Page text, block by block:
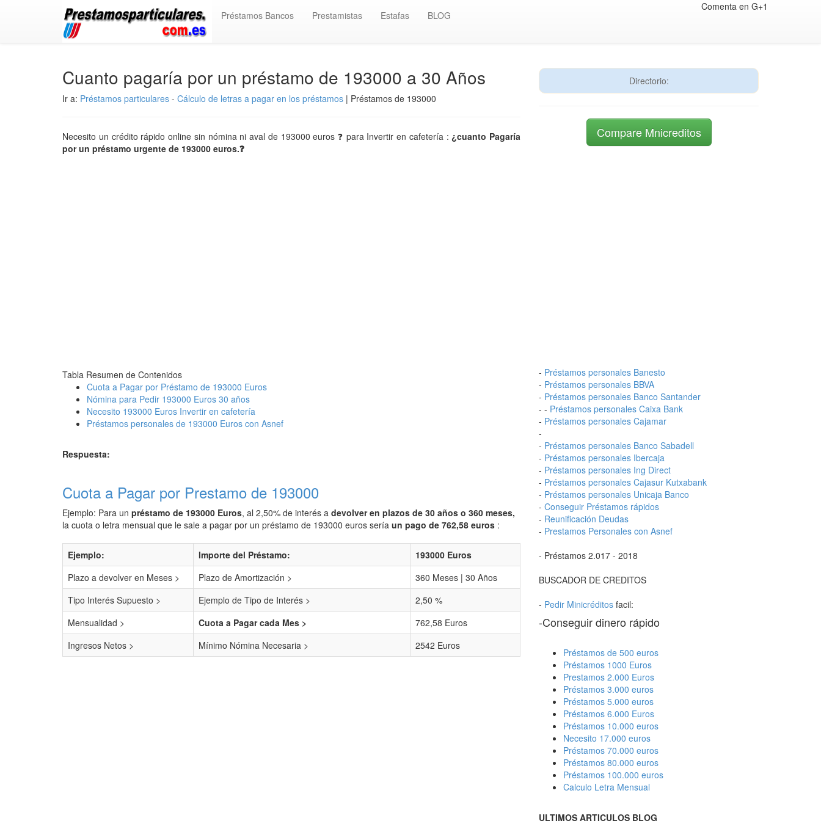
Préstamos Bancos Prestamistas Estafas BLOG
Comenta en G+1
Cuanto pagaría por un préstamo de 193000 a 30 Años
Ir a: Préstamos particulares - Cálculo de letras a pagar en los préstamos | Préstamos de 193000
Necesito un crédito rápido online sin nómina ni aval de 193000 euros ❓ para Invertir en cafetería :¿cuanto Pagaría
por un préstamo urgente de 193000 euros.❓
Tabla Resumen de Contenidos
Cuota a Pagar por Préstamo de 193000 Euros
Nómina para Pedir 193000 Euros 30 años
Necesito 193000 Euros Invertir en cafetería
Préstamos personales de 193000 Euros con Asnef
Respuesta:
Cuota a Pagar por Prestamo de 193000
Ejemplo: Para un préstamo de 193000 Euros, al 2,50% de interés a devolver en plazos de 30 años o 360 meses,
la cuota o letra mensual que le sale a pagar por un préstamo de 193000 euros sería un pago de 762,58 euros :
Ejemplo: Importe del Préstamo:
193000 Euros
Plazo a devolver en Meses >
Plazo de Amortización >
360 Meses | 30 Años
Tipo Interés Supuesto >
Ejemplo de Tipo de Interés >
2,50 %
Mensualidad >
Cuota a Pagar cada Mes >
762,58 Euros
Ingresos Netos >
Mínimo Nómina Necesaria > 2542 Euros
Directorio:
Compare Mnicreditos
- Préstamos personales Banesto
- Préstamos personales BBVA
- Préstamos personales Banco Santander
- - Préstamos personales Caixa Bank
- Préstamos personales Cajamar
-
- Préstamos personales Banco Sabadell
- Préstamos personales Ibercaja
- Préstamos personales Ing Direct
- Préstamos personales Cajasur Kutxabank
- Préstamos personales Unicaja Banco
- Conseguir Préstamos rápidos
- Reunificación Deudas
- Prestamos Personales con Asnef
- Préstamos 2.017 - 2018
BUSCADOR DE CREDITOS
- Pedir Minicréditos facil:
-Conseguir dinero rápido
Préstamos de 500 euros
Préstamos 1000 Euros
Prestamos 2.000 Euros
Préstamos 3.000 euros
Préstamos 5.000 euros
Préstamos 6.000 Euros
Préstamos 10.000 euros
Necesito 17.000 euros
Préstamos 70.000 euros
Préstamos 80.000 euros
Préstamos 100.000 euros
Calculo Letra Mensual
ULTIMOS ARTICULOS BLOG